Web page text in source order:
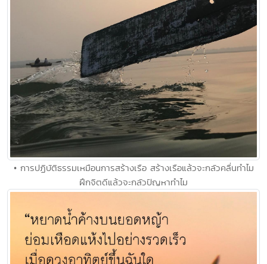
• การปฏิบัติธรรมเหมือนการสร้างเรือ สร้างเรือแล้วจะกลัวคลื่นทำไม
ฝึกจิตดีแล้วจะกลัวปัญหาทำไม